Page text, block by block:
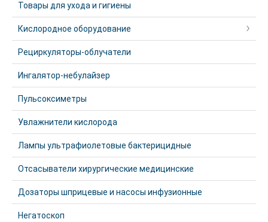
Товары для ухода и гигиены
Кислородное оборудование
Рециркуляторы-облучатели
Ингалятор-небулайзер
Пульсоксиметры
Увлажнители кислорода
Лампы ультрафиолетовые бактерицидные
Отсасыватели хирургические медицинские
Дозаторы шприцевые и насосы инфузионные
Негатоскоп